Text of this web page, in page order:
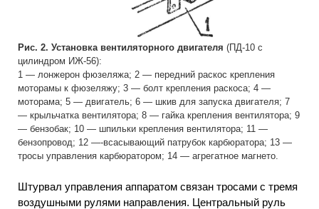
Рис. 2. Установка вентиляторного двигателя (ПД-10 с
цилиндром ИЖ-56):
1 — лонжерон фюзеляжа; 2 — передний раскос крепления
моторамы к фюзеляжу; 3 — болт крепления раскоса; 4 —
моторама; 5 — двигатель; 6 — шкив для запуска двигателя; 7
— крыльчатка вентилятора; 8 — гайка крепления вентилятора; 9
— бензобак; 10 — шпильки крепления вентилятора; 11 —
бензопровод; 12 —-всасывающий патрубок карбюратора; 13 —
тросы управления карбюратором; 14 — агрегатное магнето.
Штурвал управления аппаратом связан тросами с тремя
воздушными рулями направления. Центральный руль